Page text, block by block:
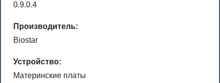
0.9.0.4
Производитель:
Biostar
Устройство:
Материнские платы